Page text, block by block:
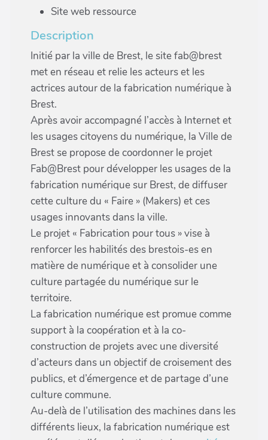
Site web ressource
Description
Initié par la ville de Brest, le site fab@brest
met en réseau et relie les acteurs et les
actrices autour de la fabrication numérique à
Brest.
Après avoir accompagné l’accès à Internet et
les usages citoyens du numérique, la Ville de
Brest se propose de coordonner le projet
Fab@Brest pour développer les usages de la
fabrication numérique sur Brest, de diffuser
cette culture du « Faire » (Makers) et ces
usages innovants dans la ville.
Le projet « Fabrication pour tous » vise à
renforcer les habilités des brestois-es en
matière de numérique et à consolider une
culture partagée du numérique sur le
territoire.
La fabrication numérique est promue comme
support à la coopération et à la co-
construction de projets avec une diversité
d’acteurs dans un objectif de croisement des
publics, et d’émergence et de partage d’une
culture commune.
Au-delà de l’utilisation des machines dans les
différents lieux, la fabrication numérique est